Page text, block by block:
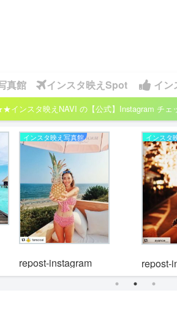
真館 インスタ映えSpot イン
ンスタ映えNAVI の【公式】Instagram チ
インスタ映え写真館
repost-instagram
インスタ
repost-